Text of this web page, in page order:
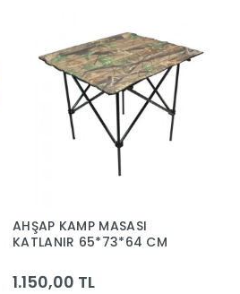
AHŞAP KAMP MASASI
KATLANIR 65*73*64 CM
1.150,00 TL